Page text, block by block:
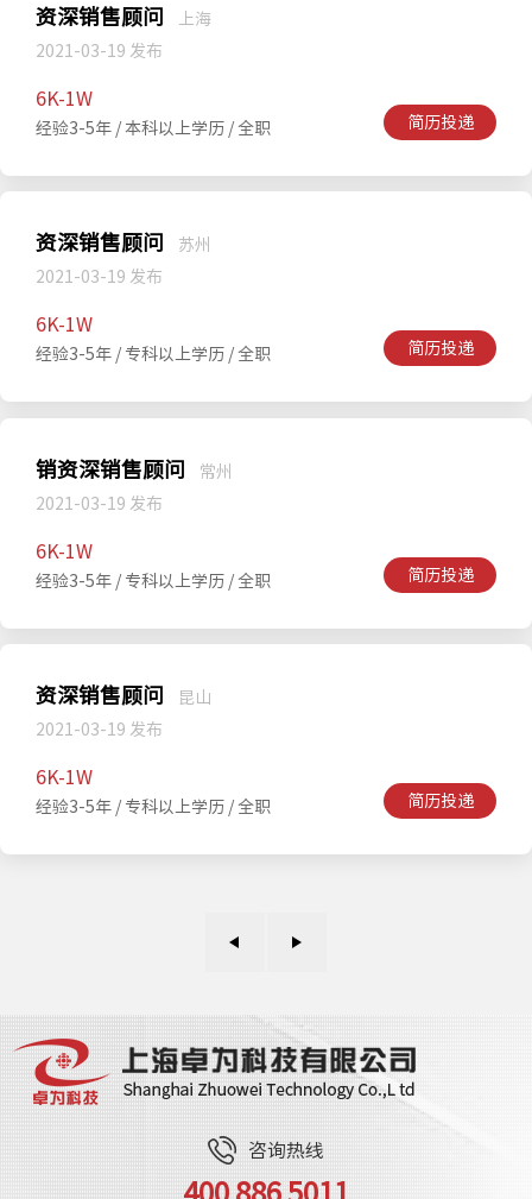
资深销售顾问
上海
2021-03-19 发布
简历投递
6K-1W
经验3-5年 / 本科以上学历 / 全职
资深销售顾问
苏州
2021-03-19 发布
简历投递
6K-1W
经验3-5年 / 专科以上学历 / 全职
销资深销售顾问
常州
2021-03-19 发布
简历投递
6K-1W
经验3-5年 / 专科以上学历 / 全职
资深销售顾问
昆山
2021-03-19 发布
简历投递
6K-1W
经验3-5年 / 专科以上学历 / 全职
咨询热线